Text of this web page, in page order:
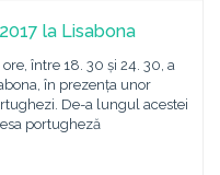
la Lisabona
între 18. 30 și 24. 30, a
în prezența unor
De-a lungul acestei
portugheză